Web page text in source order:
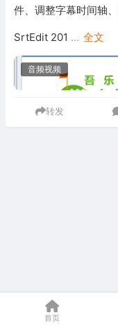
首页
系统工具
件、调整字幕时间轴
SrtEdit 201 ... 全文
音频视频
转发